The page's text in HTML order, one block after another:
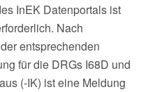
InEK Datenportals ist
Nach
entsprechenden
für die DRGs I68D und
(-IK) ist eine Meldung